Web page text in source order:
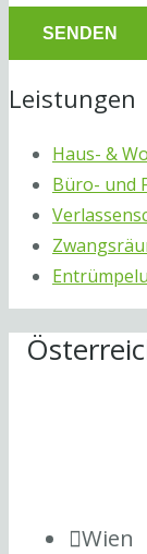
Leistungen
Haus- &
Büro- und
Wien